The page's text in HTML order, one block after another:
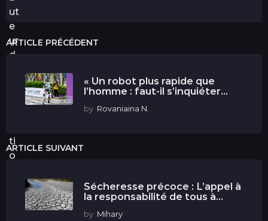
ut
e
ur
d
ti
o
ARTICLE PRÉCÉDENT
« Un robot plus rapide que
l’homme : faut-il s’inquiéter...
by Rovaniaina N.
ARTICLE SUIVANT
Sécheresse précoce : L’appel à
la responsabilité de tous à...
by Mihary